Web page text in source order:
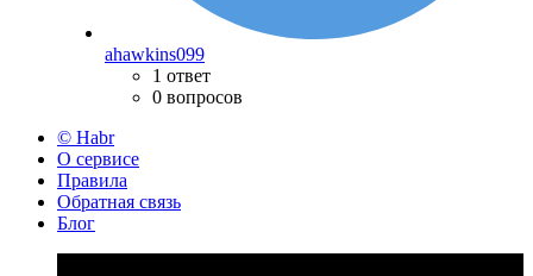
ahawkins099
1 ответ
0 вопросов
© Habr
О сервисе
Правила
Обратная связь
Блог